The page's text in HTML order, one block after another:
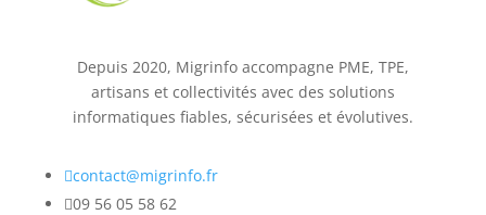
Depuis 2020, Migrinfo accompagne PME, TPE,
artisans et collectivités avec des solutions
informatiques fiables, sécurisées et évolutives.
contact@migrinfo.fr
09 56 05 58 62